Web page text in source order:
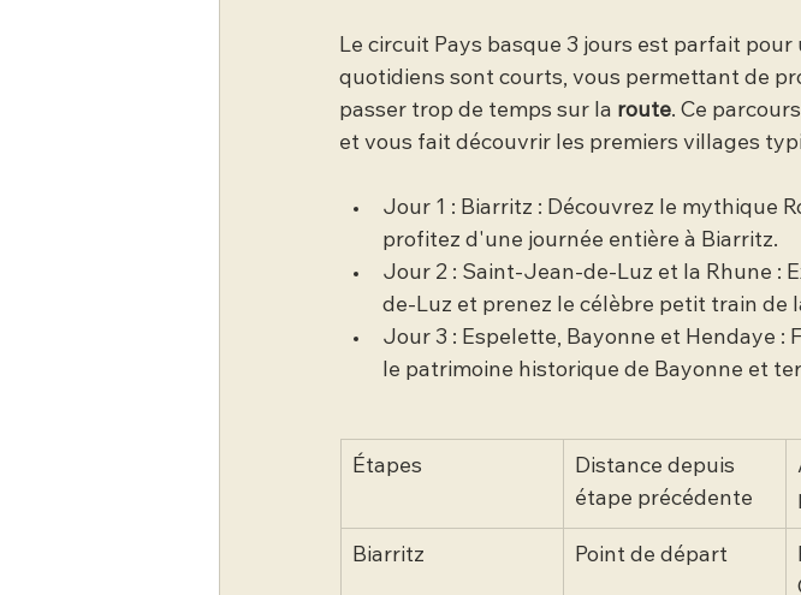
Le circuit Pays basque 3 jours est parfait
quotidiens sont courts, vous permettant de
passer trop de temps sur la route. Ce
et vous fait découvrir les premiers villages
Jour 1 : Biarritz : Découvrez le mythique
profitez d'une journée entière à Biarritz.
Jour 2 : Saint-Jean-de-Luz et la Rhune :
de-Luz et prenez le célèbre petit train de
Jour 3 : Espelette, Bayonne et Hendaye :
le patrimoine historique de Bayonne et
Étapes
Distance depuis
étape précédente
Biarritz Point de départ